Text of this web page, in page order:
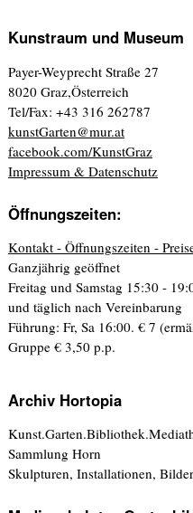
Kunstraum und Museum
Payer-Weyprecht Straße 27
8020 Graz,Österreich
Tel/Fax: +43 316 262787
kunstGarten@mur.at
facebook.com/KunstGraz
Impressum & Datenschutz
Öffnungszeiten:
Kontakt - Öffnungszeiten -
Ganzjährig geöffnet
Freitag und Samstag 15:30 -
und täglich nach Vereinbarung
Führung: Fr, Sa 16:00. € 7
Gruppe € 3,50 p.p.
Archiv Hortopia
Sammlung Horn
Skulpturen, Installationen, Bilder